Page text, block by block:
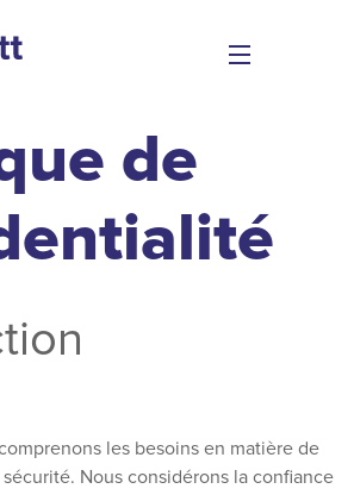
de
les besoins en matière de
Nous considérons la confiance